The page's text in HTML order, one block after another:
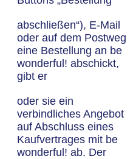
abschließen“), E-Mail
oder auf dem Postweg
eine Bestellung an be
wonderful! abschickt,
gibt er
oder sie ein
verbindliches Angebot
auf Abschluss eines
Kaufvertrages mit be
wonderful! ab. Der